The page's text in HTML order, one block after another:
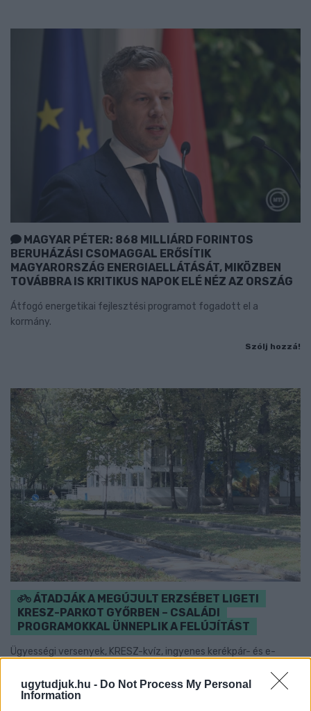
ugytudjuk.hu - Do Not Process My Personal
Information
MAGYAR PÉTER: 868 MILLIÁRD FORINTOS
BERUHÁZÁSI CSOMAGGAL ERŐSÍTIK
MAGYARORSZÁG ENERGIAELLÁTÁSÁT, MIKÖZBEN
TOVÁBBRA IS KRITIKUS NAPOK ELÉ NÉZ AZ ORSZÁG
Átfogó energetikai fejlesztési programot fogadott el a
kormány.
Szólj hozzá!
ÁTADJÁK A MEGÚJULT ERZSÉBET LIGETI
KRESZ-PARKOT GYŐRBEN – CSALÁDI
PROGRAMOKKAL ÜNNEPLIK A FELÚJÍTÁST
Ügyességi versenyek, KRESZ-kvíz, ingyenes kerékpár- és e-
Szólj hozzá!